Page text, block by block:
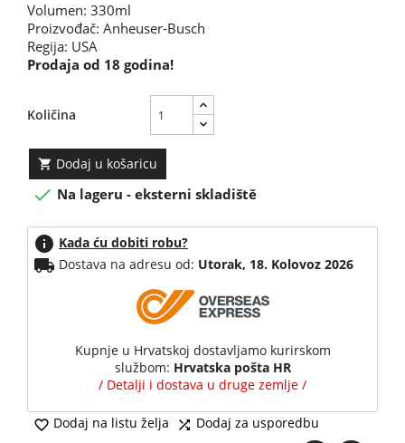
Volumen: 330ml
Proizvođač: Anheuser-Busch
Regija: USA
Prodaja od 18 godina!
Količina
 Dodaj u košaricu
 Na lageru - eksterni skladiště
info Kada ću dobiti robu?
local_shipping Dostava na adresu od: Utorak, 18. Kolovoz 2026
Kupnje u Hrvatskoj dostavljamo kurirskom
službom: Hrvatska pošta HR
/ Detalji i dostava u druge zemlje /
 Dodaj na listu želja  Dodaj za usporedbu